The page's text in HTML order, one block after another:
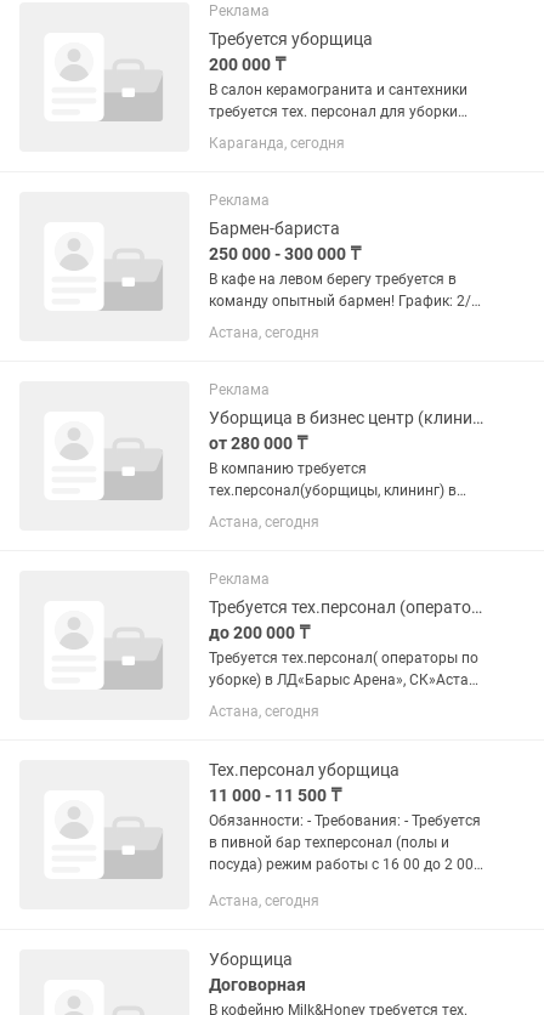
производится в ручную,остальной
процесс...
Реклама
Требуется уборщица
200 000 ₸
В салон керамогранита и сантехники
требуется тех. персонал для уборки
помещения. ✅Офис находится в центре
города, рядом с остановкой театр
Караганда, сегодня
Реклама
Бармен-бариста
250 000 - 300 000 ₸
В кафе на левом берегу требуется в
команду опытный бармен! График: 2/2
💰 Оплата: 16 000 за смену 📌
Стажировка обязательная
обязателен — Умение работать с...
Астана, сегодня
Реклама
Уборщица в бизнес центр (клининг)
от 280 000 ₸
В компанию требуется
тех.персонал(уборщицы, клининг) в
ночь с 19.00 до 03.00 каждый день
Оклад 280 000+(соцпакет) за месяц. 1 и
Астана, сегодня
Реклама
Требуется тех.персонал (операторы по уборке) в СК Астана Арена, Барыс Арена
до 200 000 ₸
Требуется тех.персонал( операторы по
уборке) в ЛД«Барыс Арена», СК»Астана
Арена», ЛД Алау Официальное
трудоустройство, оплачиваются все
до 10 го числа каждого...
Астана, сегодня
Тех.персонал уборщица
11 000 - 11 500 ₸
Обязанности: - Требования: - Требуется
в пивной бар техперсонал (полы и
посуда) режим работы с 16 00 до 2 00 .
З/П ежедневно. график 2/2 . Выход
Астана, сегодня
Уборщица
Договорная
В кофейню Milk&Honey требуется тех.